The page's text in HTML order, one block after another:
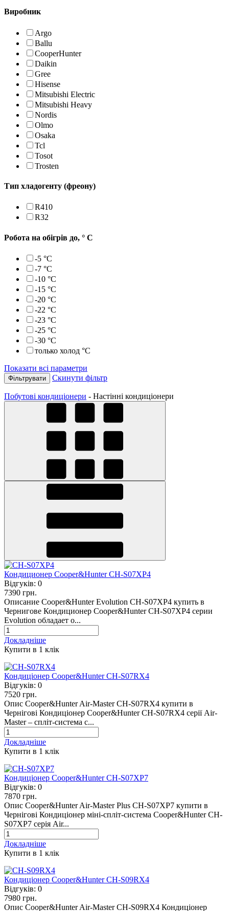
Виробник
Argo
Ballu
CooperHunter
Daikin
Gree
Hisense
Mitsubishi Electric
Mitsubishi Heavy
Nordis
Olmo
Osaka
Tcl
Tosot
Trosten
Тип хладогенту (фреону)
R410
R32
Робота на обігрів до, ° С
-5 °С
-7 °С
-10 °С
-15 °С
-20 °С
-22 °С
-23 °С
-25 °С
-30 °С
только холод °С
Показати всі параметри
Скинути фільтр
Побутові кондиціонери - Настінні кондиціонери
Кондиционер Cooper&Hunter CH-S07XP4
Відгуків: 0
7390 грн.
Описание Cooper&Hunter Evolution CH-S07XP4 купить в
Чернигове Кондиционер Сooper&Hunter CH-S07XP4 серии
Evolution обладает о...
Докладніше
Купити в 1 клiк
Кондиціонер Cooper&Hunter CH-S07RX4
Відгуків: 0
7520 грн.
Опис Cooper&Hunter Air-Master CH-S07RX4 купити в
Чернігові Кондиціонер Cooper&Hunter CH-S07RX4 серії Air-
Master – спліт-система с...
Докладніше
Купити в 1 клiк
Кондиціонер Cooper&Hunter CH-S07XP7
Відгуків: 0
7870 грн.
Опис Cooper&Hunter Air-Master Plus CH-S07XP7 купити в
Чернігові Кондиціонер міні-спліт-система Cooper&Hunter CH-
S07XP7 серія Air...
Докладніше
Купити в 1 клiк
Кондиціонер Cooper&Hunter CH-S09RX4
Відгуків: 0
7980 грн.
Опис Cooper&Hunter Air-Master CH-S09RX4 Кондиціонер